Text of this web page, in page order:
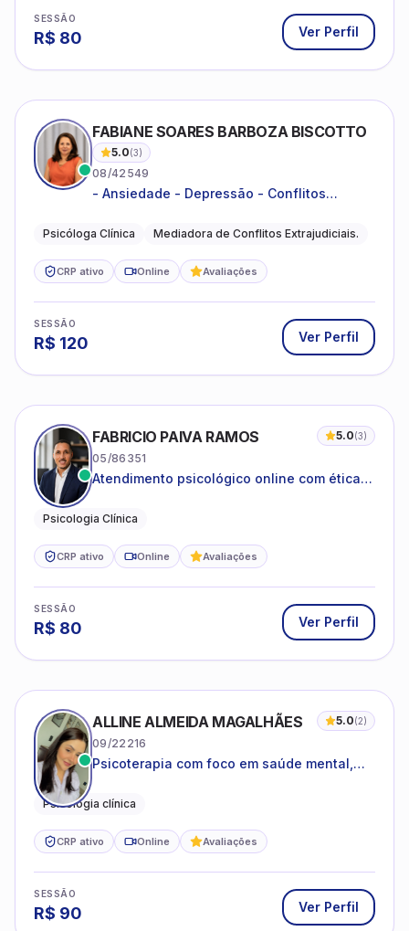
SESSÃO
R$ 80 Ver Perfil
FABIANE SOARES BARBOZA BISCOTTO
5.0(3)
08/42549
- Ansiedade - Depressão - Conflitos
relacionamentos - Autoestima -
Psicóloga Clínica Mediadora de Conflitos Extrajudiciais.
CRP ativo Online Avaliações
SESSÃO
R$ 120 Ver Perfil
FABRICIO PAIVA RAMOS 5.0(3)
05/86351
Atendimento psicológico online com ética,
Psicologia Clínica
CRP ativo Online Avaliações
SESSÃO
R$ 80 Ver Perfil
ALLINE ALMEIDA MAGALHÃES 5.0(2)
09/22216
Psicoterapia com foco em saúde mental,
adolescentes e adultos.
Psicologia clínica
CRP ativo Online Avaliações
SESSÃO
R$ 90 Ver Perfil